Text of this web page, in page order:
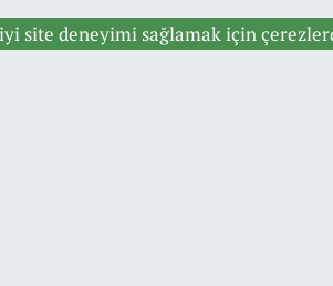
site deneyimi sağlamak için